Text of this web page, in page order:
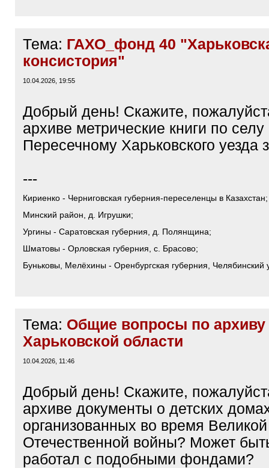
Тема: ГАХО_фонд 40
консистория"
10.04.2026, 19:55
Добрый день! Скажите,
архиве метрические книги по селу
Пересечному Харьковского уезда
---
Кириенко - Черниговская губерния-переселенцы в
Минский район, д. Игрушки;
Ургины - Саратовская губерния, д. Полянщина;
Шматовы - Орловская губерния, с. Брасово;
Буньковы, Мелёхины - Оренбургская губерния, Челябинский
Тема: Общие вопросы по архиву
Харьковской области
10.04.2026, 11:46
Добрый день! Скажите,
архиве документы о детских
организованных во время Великой
Отечественной войны? Может
работал с подобными фондами?